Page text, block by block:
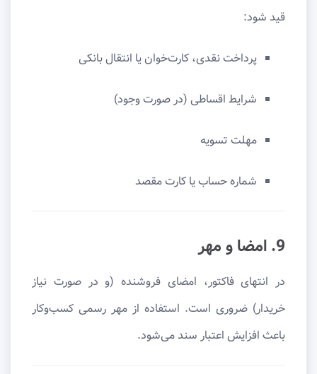
قید شود:
پرداخت نقدی، کارت‌خوان یا انتقال بانکی
شرایط اقساطی (در صورت وجود)
مهلت تسویه
شماره حساب یا کارت مقصد
9. امضا و مهر
در انتهای فاکتور، امضای فروشنده (و در صورت نیاز
خریدار) ضروری است. استفاده از مهر رسمی کسب‌وکار
باعث افزایش اعتبار سند می‌شود.